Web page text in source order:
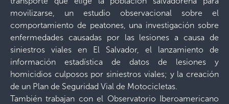
movilizarse, un estudio observacional sobre el
comportamiento de peatones, una investigación sobre
enfermedades causadas por las lesiones a causa de
siniestros viales en El Salvador, el lanzamiento de
información estadística de datos de lesiones y
homicidios culposos por siniestros viales; y la creación
de un Plan de Seguridad Vial de Motocicletas.
También trabajan con el Observatorio Iberoamericano